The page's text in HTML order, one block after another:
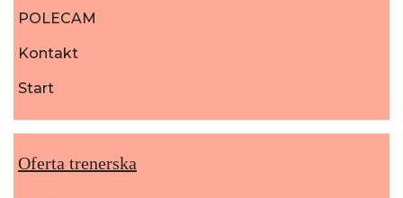
POLECAM
Kontakt
Start
Oferta trenerska